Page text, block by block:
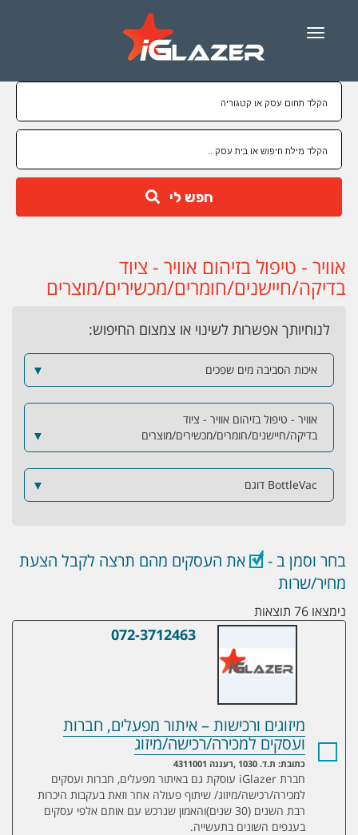
Menu
חפש לי
אוויר - טיפול בזיהום אוויר - ציוד
בדיקה/חיישנים/חומרים/מכשירים/מוצרים
לנוחיותך אפשרות לשינוי או צמצום החיפוש:
איכות הסביבה מים שפכים ▼
אוויר - טיפול בזיהום אוויר - ציוד
בדיקה/חיישנים/חומרים/מכשירים/מוצרים
▼
BottleVac דוגם ▼
בחר וסמן ב -
את העסקים מהם תרצה לקבל הצעת
מחיר/שרות
נימצאו 76 תוצאות
מיזוגים ורכישות – איתור מפעלים, חברות
072-3712463
מיזוגים ורכישות – איתור מפעלים, חברות
ועסקים למכירה/רכישה/מיזוג
כתובת: ת.ד. 1030 ,רעננה 4311001
חברת iGlazer עוסקת גם באיתור מפעלים, חברות ועסקים
למכירה/רכישה/מיזוג/ שיתוף פעולה אחר וזאת בעקבות היכרות
רבת השנים (30 שנים)והאמון שנרכש עם אותם אלפי עסקים
בענפים השונים בתעשייה.